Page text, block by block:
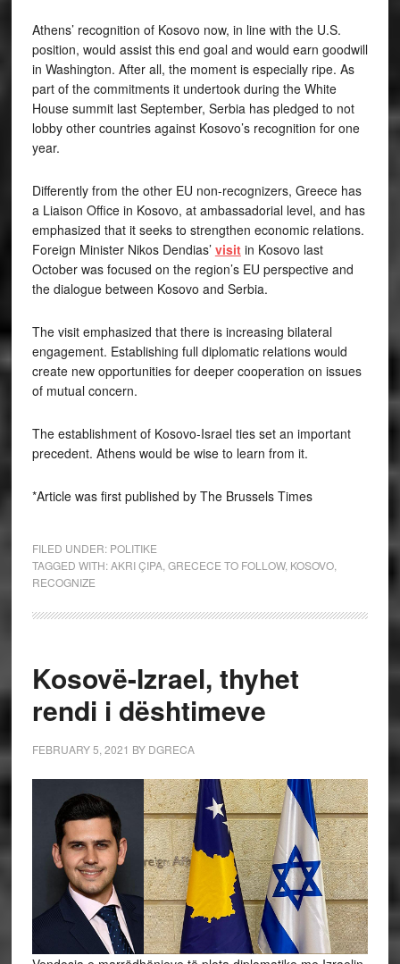
Athens’ recognition of Kosovo now, in line with the U.S.
position, would assist this end goal and would earn goodwill
in Washington. After all, the moment is especially ripe. As
part of the commitments it undertook during the White
House summit last September, Serbia has pledged to not
lobby other countries against Kosovo’s recognition for one
year.
Differently from the other EU non-recognizers, Greece has
a Liaison Office in Kosovo, at ambassadorial level, and has
emphasized that it seeks to strengthen economic relations.
Foreign Minister Nikos Dendias’ visitin Kosovo last
October was focused on the region’s EU perspective and
the dialogue between Kosovo and Serbia.
The visit emphasized that there is increasing bilateral
engagement. Establishing full diplomatic relations would
create new opportunities for deeper cooperation on issues
of mutual concern.
The establishment of Kosovo-Israel ties set an important
precedent. Athens would be wise to learn from it.
*Article was first published by The Brussels Times
FILED UNDER: POLITIKE
TAGGED WITH:AKRI ÇIPA,GRECECE TO FOLLOW, KOSOVO,
RECOGNIZE
Kosovë-Izrael, thyhet
rendi i dështimeve
FEBRUARY 5, 2021 BY DGRECA